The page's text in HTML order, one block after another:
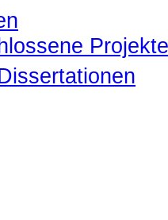
Projekte